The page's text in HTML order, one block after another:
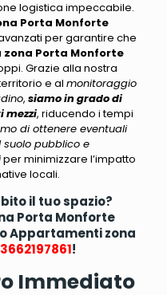
logistica impeccabile.
Porta Monforte
per garantire che
Porta Monforte
Grazie alla nostra
e al monitoraggio
, siamo in grado di
mezzi, riducendo i tempi
di ottenere eventuali
suolo pubblico e
per minimizzare l’impatto
locali.
il tuo spazio?
Porta Monforte
Appartamenti zona
3662197861!
Immediato